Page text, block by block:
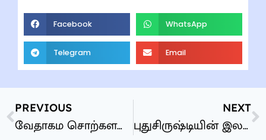
Facebook WhatsApp
Telegram Email
PREVIOUS
வேதாகம சொற்களஞ்சியம்
NEXT
புதுசிருஷ்டியின் இலக்கு